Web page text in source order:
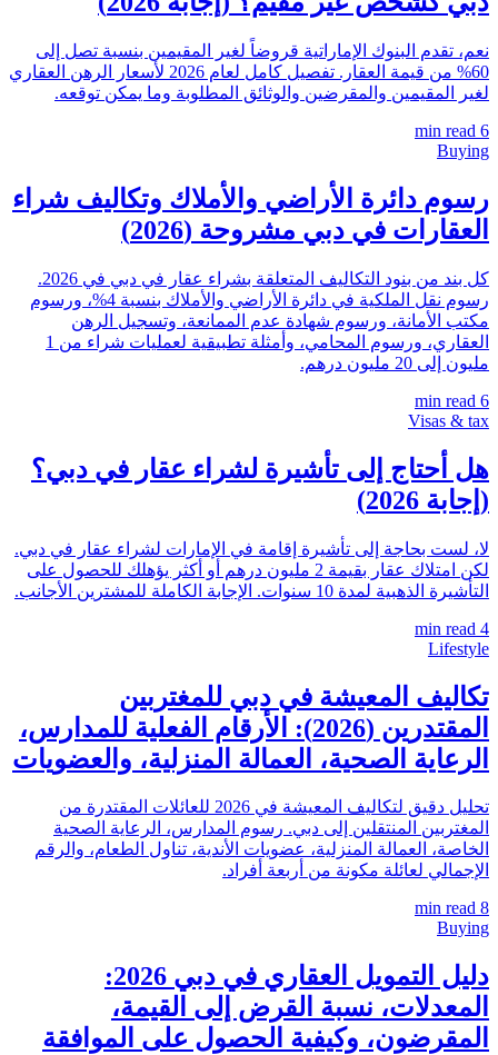
نعم، تقدم البنوك الإماراتية قروضاً لغير المقيمين بنسبة تصل إلى
60% من قيمة العقار. تفصيل كامل لعام 2026 لأسعار الرهن العقاري
لغير المقيمين والمقرضين والوثائق المطلوبة وما يمكن توقعه.
6
Buying
رسوم دائرة الأراضي والأملاك وتكاليف شراء
العقارات في دبي مشروحة (2026)
كل بند من بنود التكاليف المتعلقة بشراء عقار في دبي في 2026.
رسوم نقل الملكية في دائرة الأراضي والأملاك بنسبة 4%، ورسوم
مكتب الأمانة، ورسوم شهادة عدم الممانعة، وتسجيل الرهن
العقاري، ورسوم المحامي، وأمثلة تطبيقية لعمليات شراء من 1
مليون إلى 20 مليون درهم.
6
Visas & tax
هل أحتاج إلى تأشيرة لشراء عقار في دبي؟
(إجابة 2026)
لا، لست بحاجة إلى تأشيرة إقامة في الإمارات لشراء عقار في دبي.
لكن امتلاك عقار بقيمة 2 مليون درهم أو أكثر يؤهلك للحصول على
التأشيرة الذهبية لمدة 10 سنوات. الإجابة الكاملة للمشترين الأجانب.
4
Lifestyle
تكاليف المعيشة في دبي للمغتربين
المقتدرين (2026): الأرقام الفعلية للمدارس،
الرعاية الصحية، العمالة المنزلية، والعضويات
تحليل دقيق لتكاليف المعيشة في 2026 للعائلات المقتدرة من
المغتربين المنتقلين إلى دبي. رسوم المدارس، الرعاية الصحية
الخاصة، العمالة المنزلية، عضويات الأندية، تناول الطعام، والرقم
الإجمالي لعائلة مكونة من أربعة أفراد.
8
Buying
دليل التمويل العقاري في دبي 2026:
المعدلات، نسبة القرض إلى القيمة،
المقرضون، وكيفية الحصول على الموافقة